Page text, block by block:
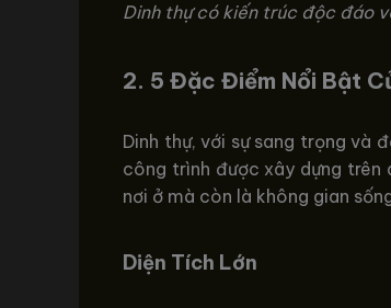
Dinh thự có kiến trúc độc đáo
2. 5 Đặc Điểm Nổi Bật
Dinh thự, với sự sang trọng và
công trình được xây dựng trên
nơi ở mà còn là không gian
Diện Tích Lớn